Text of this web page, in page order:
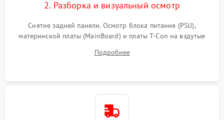
2. Разборка и визуальный осмотр
Снятие задней панели. Осмотр блока питания (PSU),
материнской платы (MainBoard) и платы T-Con на вздутые
Проверка надежности фиксации и целостности шлейфов.
Подробнее